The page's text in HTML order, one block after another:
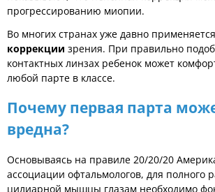
прогрессированию миопии.
Во многих странах уже давно
коррекции зрения. При правильно
контактных линзах ребенок может
любой парте в классе.
Почему первая парта
вредна?
Основываясь на правиле 20/20/20
ассоциации офтальмологов, для полного
цилиарной мышцы глазам необходимо